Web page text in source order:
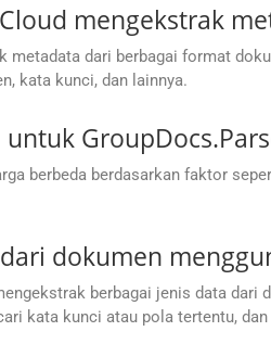
mengekstrak
metadata dari berbagai format
kata kunci, dan lainnya.
berbeda berdasarkan faktor
dokumen
berbagai jenis data
kata kunci atau pola tertentu,